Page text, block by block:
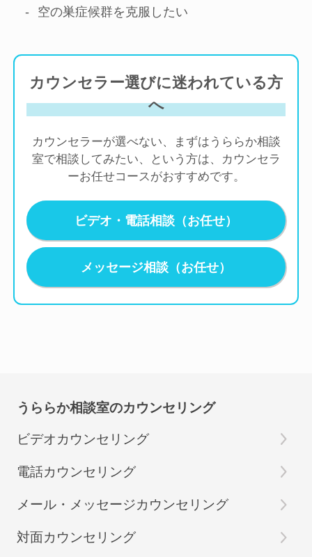
空の巣症候群を克服したい
カウンセラー選びに迷われている方
へ
カウンセラーが選べない、まずはうららか相談
室で相談してみたい、という方は、カウンセラ
ーお任せコースがおすすめです。
ビデオ・電話相談（お任せ）
メッセージ相談（お任せ）
うららか相談室のカウンセリング
ビデオカウンセリング
電話カウンセリング
メール・メッセージカウンセリング
対面カウンセリング